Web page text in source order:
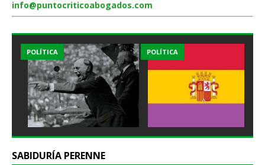
info@puntocriticoabogados.com
POLÍTICA POLÍTICA
SABIDURÍA PERENNE